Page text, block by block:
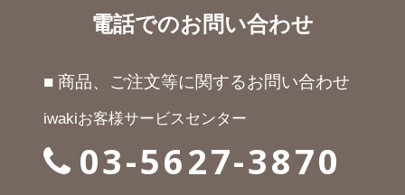
電話でのお問い合わせ
■ 商品、ご注文等に関するお問い合わせ
iwakiお客様サービスセンター
03-5627-3870